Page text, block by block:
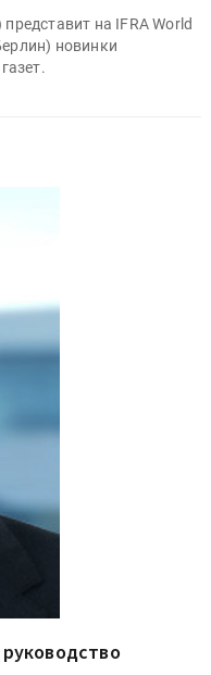
на IFRA World
новинки